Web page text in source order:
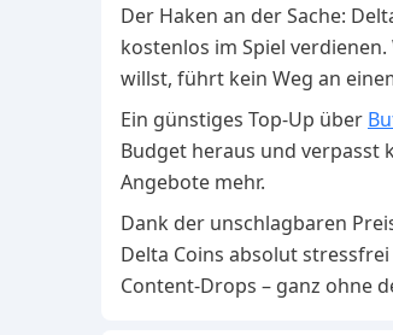
Der Haken an der Sache:
kostenlos im Spiel
willst, führt kein Weg an
Ein günstiges Top-Up über
Budget heraus und verpasst
Angebote mehr.
Dank der unschlagbaren
Delta Coins absolut
Content-Drops – ganz ohne